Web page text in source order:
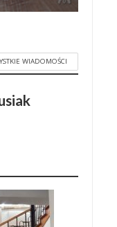
WIADOMOŚCI